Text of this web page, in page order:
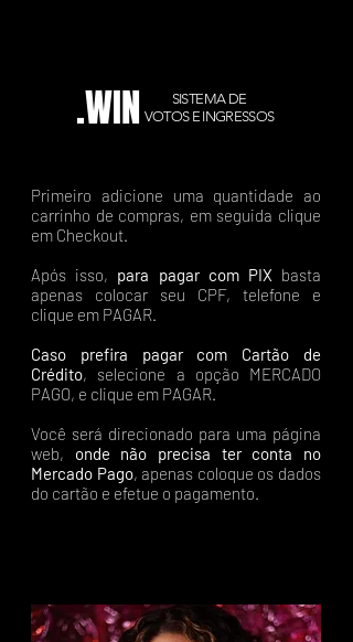
.WIN
SISTEMA DE
VOTOS E INGRESSOS
Primeiro adicione uma quantidade ao
carrinho de compras, em seguida clique
em Checkout.
Após isso, para pagar com PIX basta
apenas colocar seu CPF, telefone e
clique em PAGAR.
Caso prefira pagar com Cartão de
Crédito, selecione a opção MERCADO
PAGO, e clique em PAGAR.
Você será direcionado para uma página
web, onde não precisa ter conta no
Mercado Pago, apenas coloque os dados
do cartão e efetue o pagamento.